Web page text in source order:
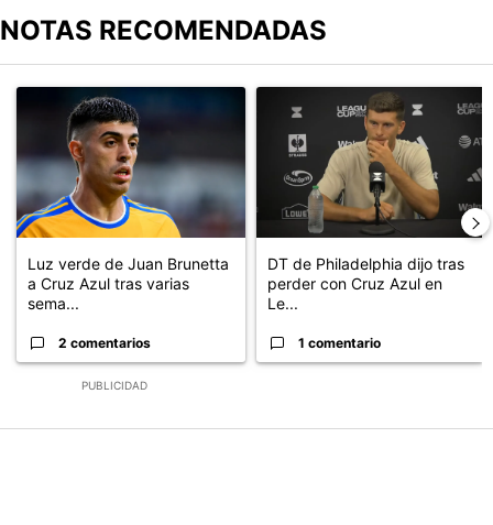
NOTAS RECOMENDADAS
PUBLICIDAD
Un artículo de tendencia con el título "Luz verde de Juan
Luz verde de Juan Brunetta
a Cruz Azul tras varias
sema...
2 comentarios
Un artículo de tendencia con
DT de Philadelphia dijo tras
perder con Cruz Azul en
Le...
1 comentario